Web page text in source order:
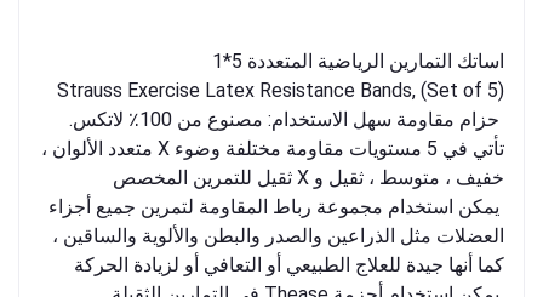
اساتك التمارين الرياضية المتعددة 5*1
Strauss Exercise Latex Resistance Bands, (Set of 5)
حزام مقاومة سهل الاستخدام: مصنوع من 100٪ لاتكس.
تأتي في 5 مستويات مقاومة مختلفة وضوء X متعدد الألوان ،
خفيف ، متوسط ​​، ثقيل و X ثقيل للتمرين المخصص
يمكن استخدام مجموعة رباط المقاومة لتمرين جميع أجزاء
العضلات مثل الذراعين والصدر والبطن والألوية والساقين ،
كما أنها جيدة للعلاج الطبيعي أو التعافي أو لزيادة الحركة